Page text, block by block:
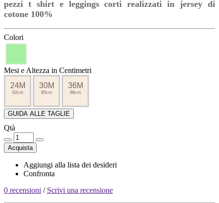
pezzi t shirt e leggings corti realizzati in jersey di
cotone 100%
Colori
Mesi e Altezza in Centimetri
24M
92cm
30M
95cm
36M
98cm
GUIDA ALLE TAGLIE
Qtà
Acquista
Aggiungi alla lista dei desideri
Confronta
0 recensioni / Scrivi una recensione